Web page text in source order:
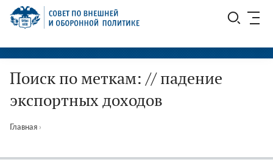
Перейти
СВОП
Поиск по меткам: // падение
экспортных доходов
Главная ›